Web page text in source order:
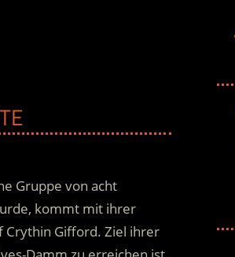
Gruppe von acht
kommt mit ihrer
Crythin Gifford. Ziel ihrer